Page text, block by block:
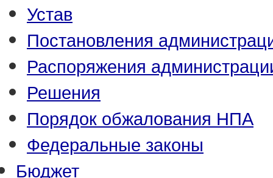
Устав
Постановления
Распоряжения
Решения
Порядок обжалования НПА
Федеральные законы
Бюджет